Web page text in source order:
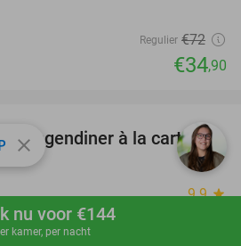
Boek nu
nu voor €144
kamer, per nacht
Regulier €72
€34,90
39%
gangendiner à la carte bij
9.9star
close